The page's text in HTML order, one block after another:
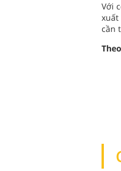
Với
xuất
cần